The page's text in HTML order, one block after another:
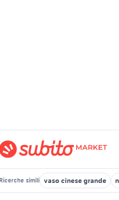
Ricerche simili vaso cinese grande